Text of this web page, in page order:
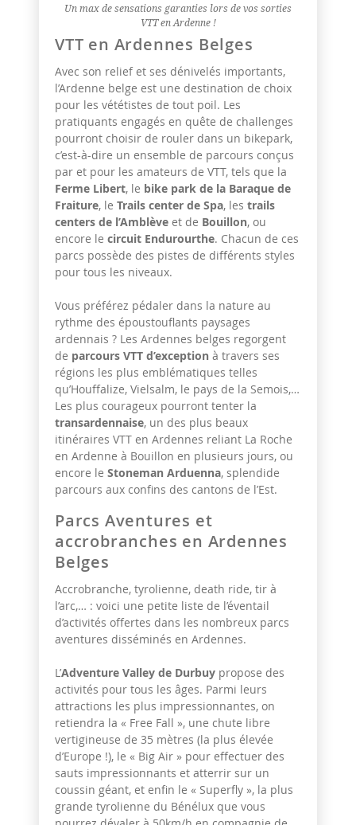
Un max de sensations garanties lors de vos sorties
VTT en Ardenne !
VTT en Ardennes Belges
Avec son relief et ses dénivelés importants,
l’Ardenne belge est une destination de choix
pour les vététistes de tout poil. Les
pratiquants engagés en quête de challenges
pourront choisir de rouler dans un bikepark,
c’est-à-dire un ensemble de parcours conçus
par et pour les amateurs de VTT, tels que la
Ferme Libert, le bike park de la Baraque de
Fraiture, le Trails center de Spa, les trails
centers de l’Amblève et de Bouillon, ou
encore le circuit Endurourthe. Chacun de ces
parcs possède des pistes de différents styles
pour tous les niveaux.
Vous préférez pédaler dans la nature au
rythme des époustouflants paysages
ardennais ? Les Ardennes belges regorgent
de parcours VTT d’exception à travers ses
régions les plus emblématiques telles
qu’Houffalize, Vielsalm, le pays de la Semois,…
Les plus courageux pourront tenter la
transardennaise, un des plus beaux
itinéraires VTT en Ardennes reliant La Roche
en Ardenne à Bouillon en plusieurs jours, ou
encore le Stoneman Arduenna, splendide
parcours aux confins des cantons de l’Est.
Parcs Aventures et
accrobranches en Ardennes
Belges
Accrobranche, tyrolienne, death ride, tir à
l’arc,… : voici une petite liste de l’éventail
d’activités offertes dans les nombreux parcs
aventures disséminés en Ardennes.
L’Adventure Valley de Durbuy propose des
activités pour tous les âges. Parmi leurs
attractions les plus impressionnantes, on
retiendra la « Free Fall », une chute libre
vertigineuse de 35 mètres (la plus élevée
d’Europe !), le « Big Air » pour effectuer des
sauts impressionnants et atterrir sur un
coussin géant, et enfin le « Superfly », la plus
grande tyrolienne du Bénélux que vous